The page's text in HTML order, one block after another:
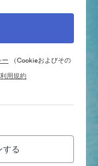
（Cookieおよびその
用規約
る